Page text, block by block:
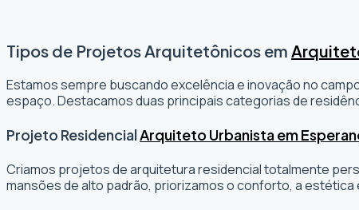
Tipos de Projetos Arquitetônicos em
Estamos sempre buscando excelência e inovação no
espaço. Destacamos duas principais categorias de
Projeto ResidencialArquiteto Urbanista em
Criamos projetos de arquitetura residencial totalmente
mansões de alto padrão, priorizamos o conforto, a estética